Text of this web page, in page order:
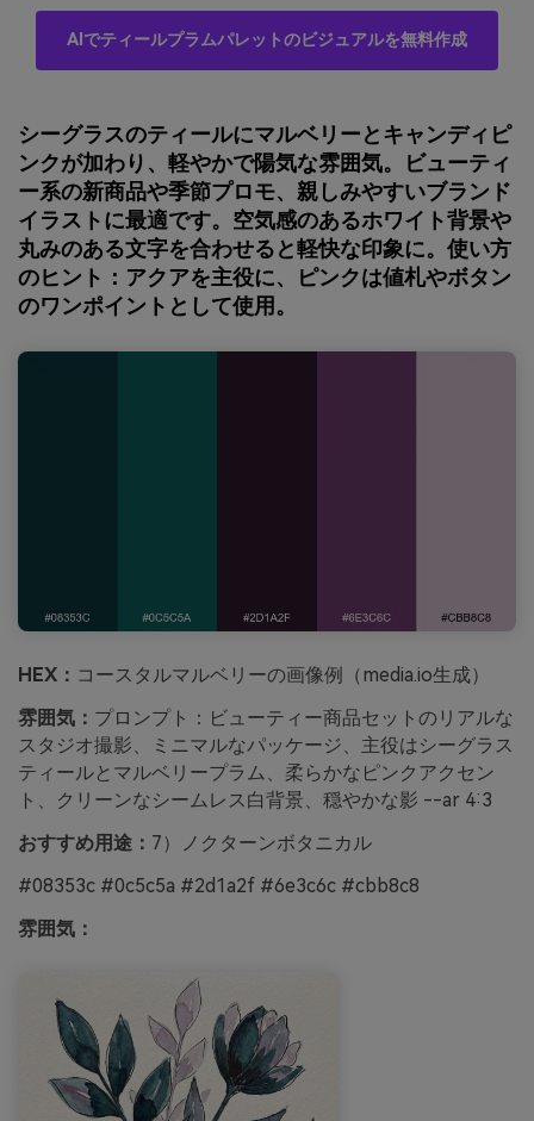
AIでティールプラムパレットのビジュアルを無料作成
シーグラスのティールにマルベリーとキャンディピ
ンクが加わり、軽やかで陽気な雰囲気。ビューティ
ー系の新商品や季節プロモ、親しみやすいブランド
イラストに最適です。空気感のあるホワイト背景や
丸みのある文字を合わせると軽快な印象に。使い方
のヒント：アクアを主役に、ピンクは値札やボタン
のワンポイントとして使用。
HEX： コースタルマルベリーの画像例（media.io生成）
雰囲気： プロンプト：ビューティー商品セットのリアルな
スタジオ撮影、ミニマルなパッケージ、主役はシーグラス
ティールとマルベリープラム、柔らかなピンクアクセン
ト、クリーンなシームレス白背景、穏やかな影 --ar 4:3
おすすめ用途： 7）ノクターンボタニカル
#08353c #0c5c5a #2d1a2f #6e3c6c #cbb8c8
雰囲気：